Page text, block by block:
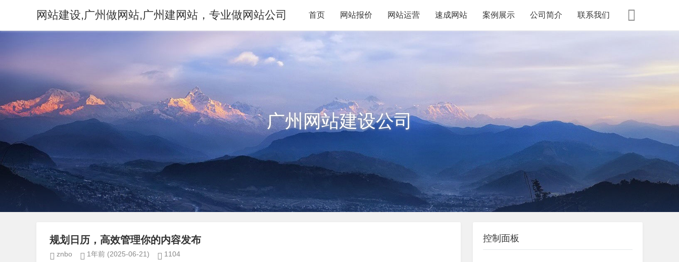
网站建设,广州做网站,广州建网站，专业做网站公司 首页 网站报价 网站运营 速成网站 案例展示 公司简介 联系我们
广州网站建设公司
规划日历，高效管理你的内容发布
znbo 1年前 (2025-06-21) 1104
控制面板